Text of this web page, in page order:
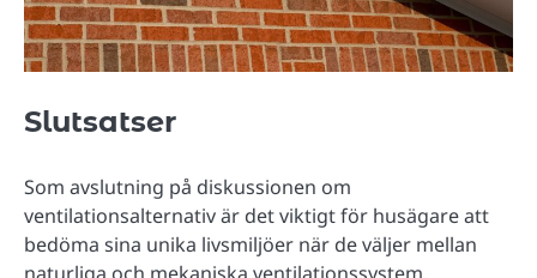
Slutsatser
Som avslutning på diskussionen om
ventilationsalternativ är det viktigt för husägare att
bedöma sina unika livsmiljöer när de väljer mellan